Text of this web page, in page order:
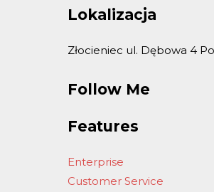
Lokalizacja
Złocieniec ul. Dębowa 4
Follow Me
Features
Enterprise
Customer Service